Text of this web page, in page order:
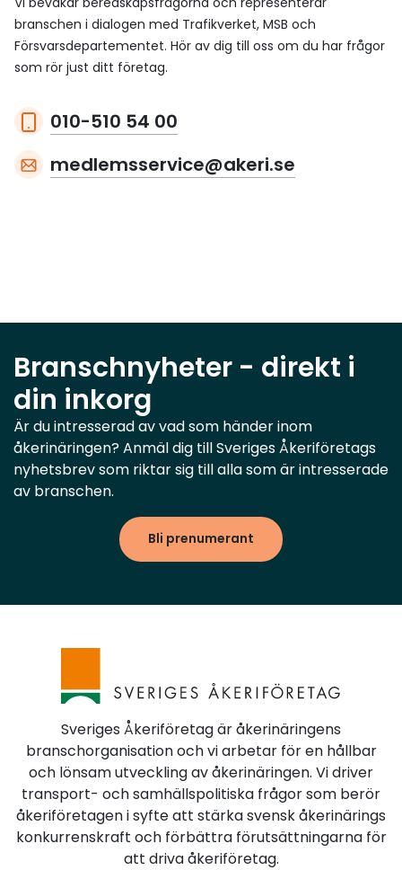
branschen i dialogen med Trafikverket, MSB och
Försvarsdepartementet. Hör av dig till oss om du har frågor
som rör just ditt företag.
010-510 54 00
medlemsservice@akeri.se
Branschnyheter - direkt i
din inkorg
Är du intresserad av vad som händer inom
åkerinäringen? Anmäl dig till Sveriges Åkeriföretags
nyhetsbrev som riktar sig till alla som är intresserade
av branschen.
Bli prenumerant
Sveriges Åkeriföretag är åkerinäringens
branschorganisation och vi arbetar för en hållbar
och lönsam utveckling av åkerinäringen. Vi driver
transport- och samhällspolitiska frågor som berör
åkeriföretagen i syfte att stärka svensk åkerinärings
konkurrenskraft och förbättra förutsättningarna för
att driva åkeriföretag.